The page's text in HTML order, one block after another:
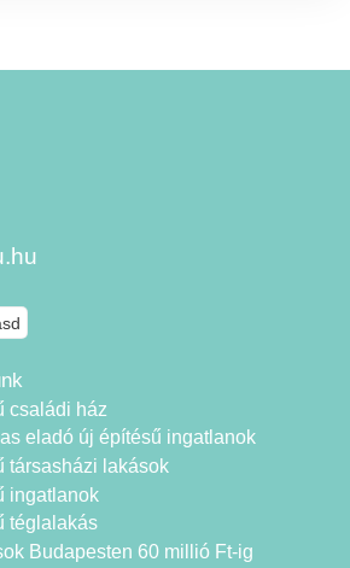
családi ház
eladó új építésű ingatlanok
társasházi lakások
ingatlanok
téglalakás
Budapesten 60 millió Ft-ig